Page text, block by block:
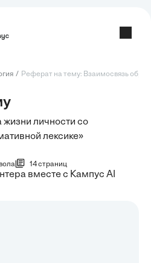
Реферат на тему: Взаимосвязь
личности со
лексике»
14 страниц
вместе с Кампус AI